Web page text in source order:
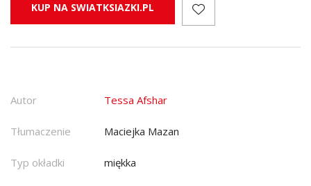
KUP NA SWIATKSIAZKI.PL
Autor Tessa Afshar
Tłumaczenie Maciejka Mazan
Typ okładki miękka